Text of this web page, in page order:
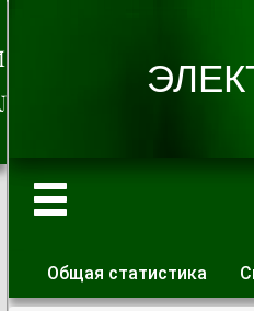
Главные
Общая статистика